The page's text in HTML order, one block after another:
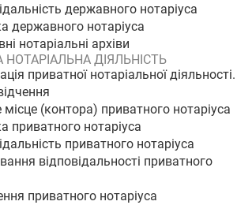
державного нотаріуса
державного нотаріуса
нотаріальні архіви
ДІЯЛЬНІСТЬ
приватної нотаріальної діяльності.
(контора) приватного нотаріуса
приватного нотаріуса
приватного нотаріуса
відповідальності приватного
приватного нотаріуса